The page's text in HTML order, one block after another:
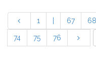
1 67 68
74 75 76